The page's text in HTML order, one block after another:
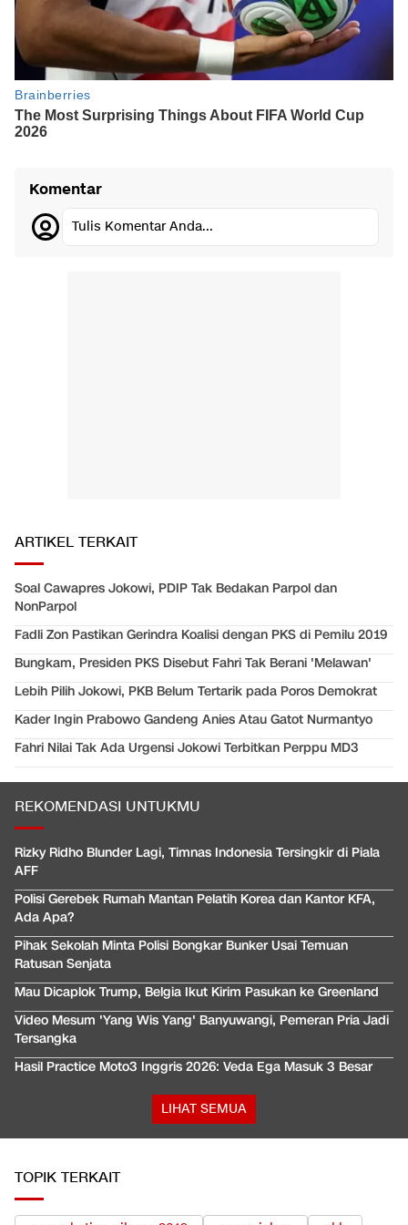
Komentar
Tulis Komentar Anda...
ARTIKEL TERKAIT
Soal Cawapres Jokowi, PDIP Tak Bedakan Parpol dan
NonParpol
Fadli Zon Pastikan Gerindra Koalisi dengan PKS di Pemilu 2019
Bungkam, Presiden PKS Disebut Fahri Tak Berani 'Melawan'
Lebih Pilih Jokowi, PKB Belum Tertarik pada Poros Demokrat
Kader Ingin Prabowo Gandeng Anies Atau Gatot Nurmantyo
Fahri Nilai Tak Ada Urgensi Jokowi Terbitkan Perppu MD3
REKOMENDASI UNTUKMU
Rizky Ridho Blunder Lagi, Timnas Indonesia Tersingkir di Piala
AFF
Polisi Gerebek Rumah Mantan Pelatih Korea dan Kantor KFA,
Ada Apa?
Pihak Sekolah Minta Polisi Bongkar Bunker Usai Temuan
Ratusan Senjata
Mau Dicaplok Trump, Belgia Ikut Kirim Pasukan ke Greenland
Video Mesum 'Yang Wis Yang' Banyuwangi, Pemeran Pria Jadi
Tersangka
Hasil Practice Moto3 Inggris 2026: Veda Ega Masuk 3 Besar
LIHAT SEMUA
TOPIK TERKAIT